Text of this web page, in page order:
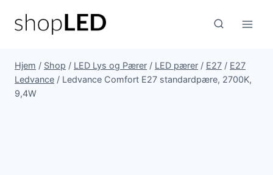
Hjem / Shop / LED Lys og Pærer / LED pærer / E27 / E27
Ledvance / Ledvance Comfort E27 standardpære, 2700K,
9,4W